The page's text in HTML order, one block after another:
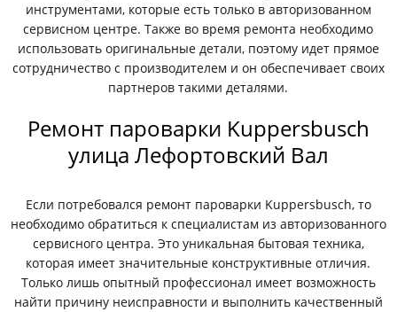
инструментами, которые есть только в авторизованном
сервисном центре. Также во время ремонта необходимо
использовать оригинальные детали, поэтому идет прямое
сотрудничество с производителем и он обеспечивает своих
партнеров такими деталями.
Ремонт пароварки Kuppersbusch
улица Лефортовский Вал
Если потребовался ремонт пароварки Kuppersbusch, то
необходимо обратиться к специалистам из авторизованного
сервисного центра. Это уникальная бытовая техника,
которая имеет значительные конструктивные отличия.
Только лишь опытный профессионал имеет возможность
найти причину неисправности и выполнить качественный